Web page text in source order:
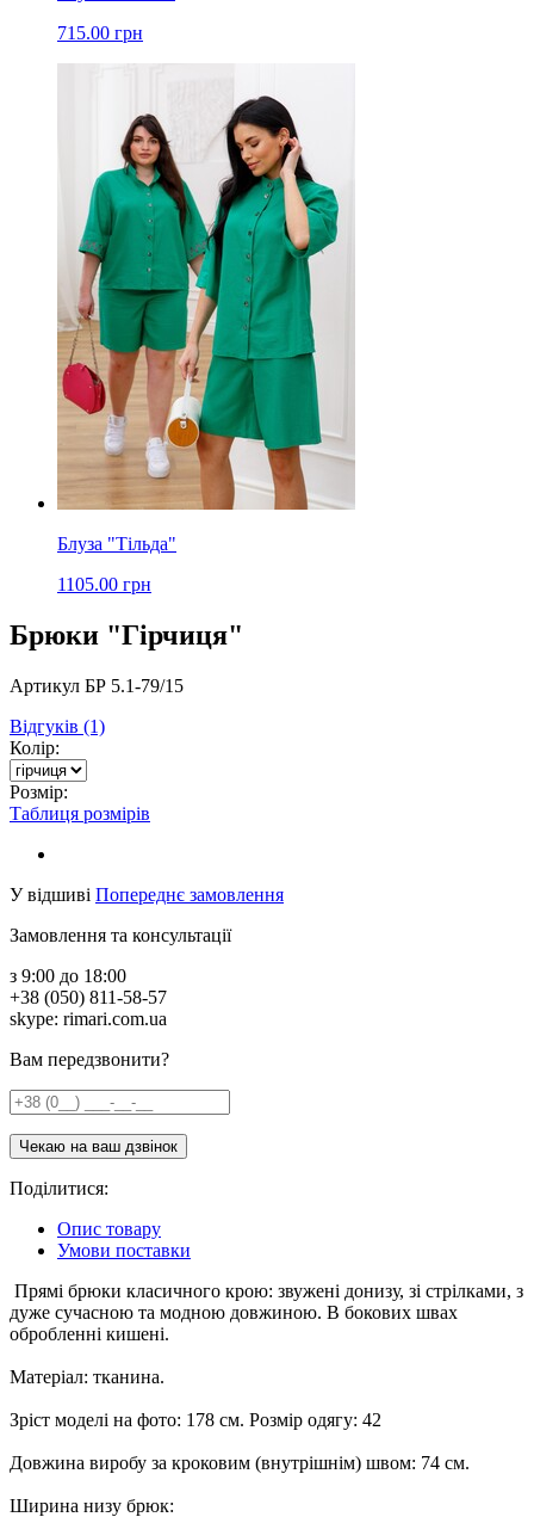
715.00 грн
Блуза "Тільда"
1105.00 грн
Брюки "Гірчиця"
Артикул БР 5.1-79/15
Відгуків (1)
Колір:
Розмір:
Таблиця розмірів
У відшиві Попереднє замовлення
Замовлення та консультації
з 9:00 до 18:00
+38 (050) 811-58-57
skype: rimari.com.ua
Вам передзвонити?
Поділитися:
Опис товару
Умови поставки
Прямі брюки класичного крою: звужені донизу, зі стрілками, з
дуже сучасною та модною довжиною. В бокових швах
обробленні кишені.
Матеріал: тканина.
Зріст моделі на фото: 178 см. Розмір одягу: 42
Довжина виробу за кроковим (внутрішнім) швом: 74 см.
Ширина низу брюк: